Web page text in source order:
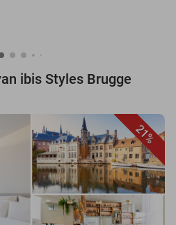
ibis Styles Brugge
21%